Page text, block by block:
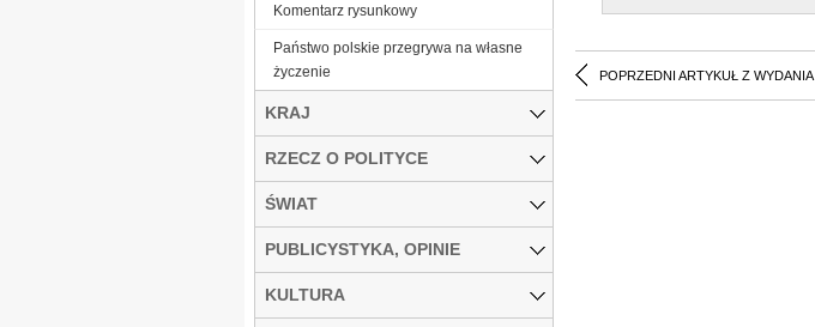
POPRZEDNI ARTYKUŁ Z WYDANIA
Komentarz rysunkowy
Państwo polskie przegrywa na własne
życzenie
KRAJ
RZECZ O POLITYCE
ŚWIAT
PUBLICYSTYKA, OPINIE
KULTURA